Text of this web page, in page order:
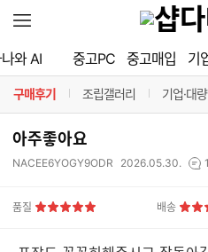
역
열
기
와 AI
중고PC 중고매입 기
구매후기
구분선
조립갤러리
구분선
기업·대
구분선
아주좋아요
NACEE6YOGY9ODR 2026.05.30. 댓
수
1
품질
배송